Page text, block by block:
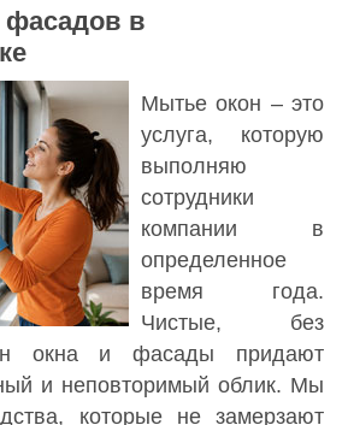
в
Мытье окон – это
услуга, которую
выполняю
сотрудники
компании в
определенное
время года.
Чистые, без
окна и фасады придают
и неповторимый облик. Мы
которые не замерзают